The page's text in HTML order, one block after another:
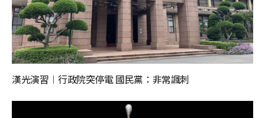
漢光演習︱行政院突停電 國民黨：非常諷刺